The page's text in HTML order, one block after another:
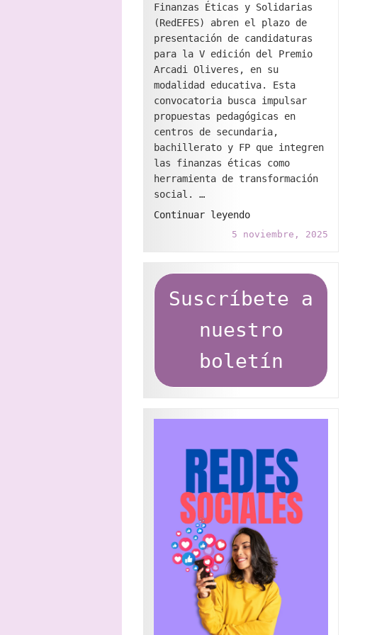
Finanzas Éticas y Solidarias
(RedEFES) abren el plazo de
presentación de candidaturas
para la V edición del Premio
Arcadi Oliveres, en su
modalidad educativa. Esta
convocatoria busca impulsar
propuestas pedagógicas en
centros de secundaria,
bachillerato y FP que integren
las finanzas éticas como
herramienta de transformación
social. …
Continuar leyendo"Abierta
la
Premio
Arcadi
Oliveres
2026
para
centros
educativos"
5 noviembre, 2025
Suscríbete a
nuestro
boletín